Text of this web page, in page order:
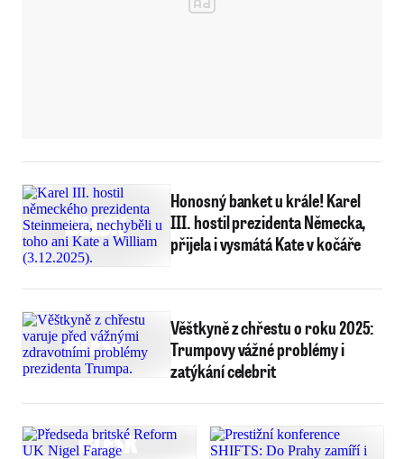
Honosný banket u krále! Karel
III. hostil prezidenta Německa,
přijela i vysmátá Kate v kočáře
Věštkyně z chřestu o roku 2025:
Trumpovy vážné problémy i
zatýkání celebrit